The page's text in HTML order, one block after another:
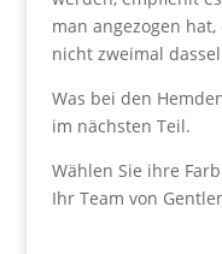
man angezogen
nicht zweimal
Was bei den
im nächsten Teil.
Wählen Sie ihre
Ihr Team von